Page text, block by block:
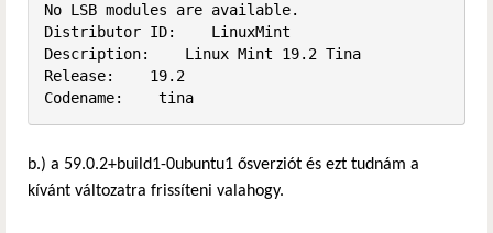
No LSB modules are available.
Distributor ID:    LinuxMint
Description:    Linux Mint 19.2 Tina
Release:    19.2
Codename:    tina
b.) a 59.0.2+build1-0ubuntu1 ősverziót és ezt tudnám a
kívánt változatra frissíteni valahogy.